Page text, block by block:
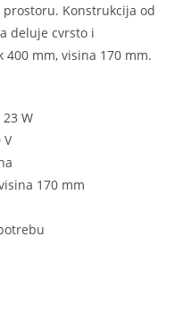
Konstrukcija od
deluje cvrsto i
mm, visina 170 mm.
W
V
170 mm